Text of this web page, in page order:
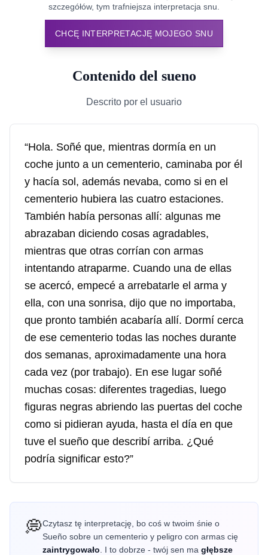
szczegółów, tym trafniejsza interpretacja snu.
CHCĘ INTERPRETACJĘ MOJEGO SNU
Contenido del sueno
Descrito por el usuario
“Hola. Soñé que, mientras dormía en un
coche junto a un cementerio, caminaba por él
y hacía sol, además nevaba, como si en el
cementerio hubiera las cuatro estaciones.
También había personas allí: algunas me
abrazaban diciendo cosas agradables,
mientras que otras corrían con armas
intentando atraparme. Cuando una de ellas
se acercó, empecé a arrebatarle el arma y
ella, con una sonrisa, dijo que no importaba,
que pronto también acabaría allí. Dormí cerca
de ese cementerio todas las noches durante
dos semanas, aproximadamente una hora
cada vez (por trabajo). En ese lugar soñé
muchas cosas: diferentes tragedias, luego
figuras negras abriendo las puertas del coche
como si pidieran ayuda, hasta el día en que
tuve el sueño que describí arriba. ¿Qué
podría significar esto?”
💭Czytasz tę interpretację, bo coś w twoim śnie o
Sueño sobre un cementerio y peligro con armas cię
zaintrygowało . I to dobrze - twój sen ma głębsze